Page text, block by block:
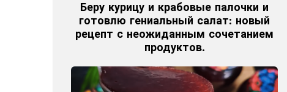
Беру курицу и крабовые палочки и
готовлю гениальный салат: новый
рецепт с неожиданным сочетанием
продуктов.